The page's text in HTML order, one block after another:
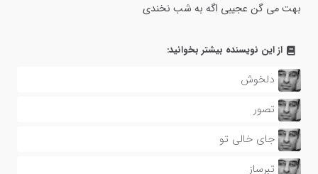
بهت می گن عجیبی اگه به شب نخندی
از این نویسنده بیشتر بخوانید:
دلخوش
تصور
جای خالی تو
تبرساز